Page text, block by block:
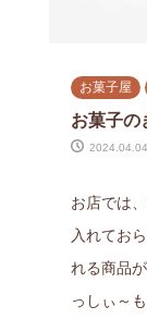
お菓子屋
お菓子の
2024.04.04
お店では
入れてお
れる商品
っしぃ～